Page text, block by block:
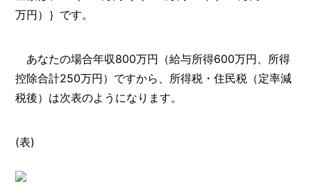
万円）｝です。
あなたの場合年収800万円（給与所得600万円、所得
控除合計250万円）ですから、所得税・住民税（定率減
税後）は次表のようになります。
(表)